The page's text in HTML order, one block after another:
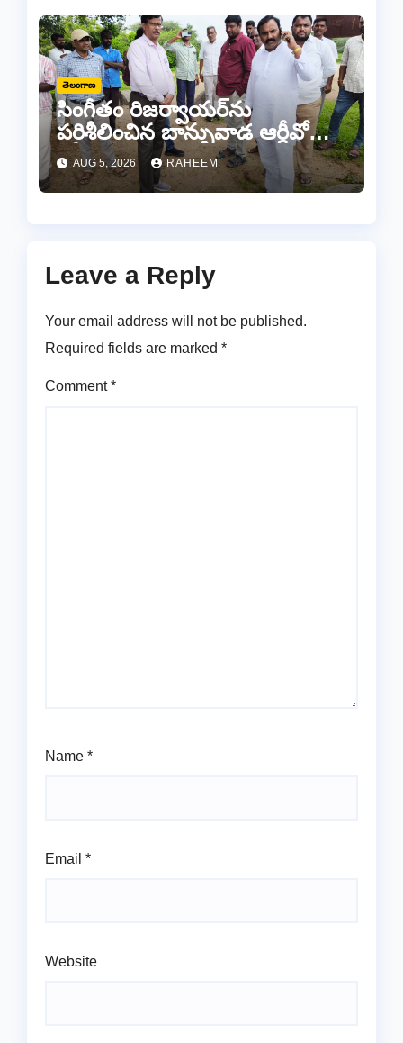
తెలంగాణ
సింగీతం రిజర్వాయర్‌ను
పరిశీలించిన బాన్సువాడ ఆర్డీవో
రవీందర్ రెడ్డి
AUG 5, 2026 RAHEEM
Leave a Reply
Your email address will not be published.
Required fields are marked *
Comment*
Name *
Email *
Website